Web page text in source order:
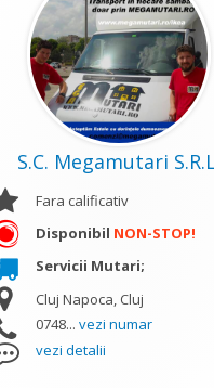
S.C. Megamutari
Fara calificativ
Disponibil NON-STOP!
Servicii Mutari;
Cluj Napoca, Cluj
0748... vezi numar
vezi detalii